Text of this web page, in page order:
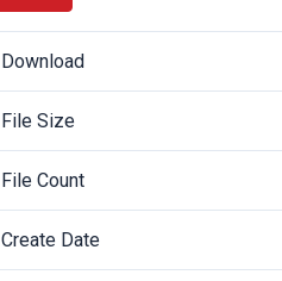
Download
File Size
File Count
Create Date